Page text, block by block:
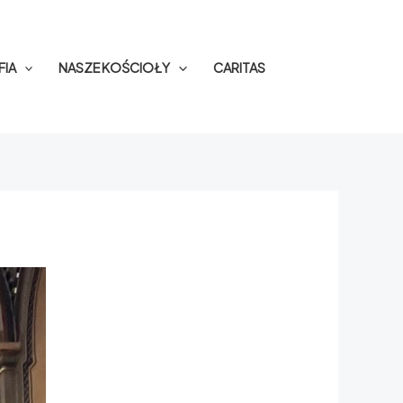
NASZE KOŚCIOŁY CARITAS